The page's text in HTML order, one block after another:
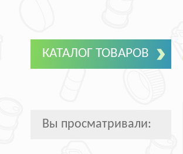
КАТАЛОГ ТОВАРОВ
Вы просматривали: